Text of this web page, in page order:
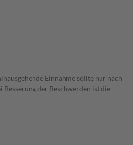
Einnahme sollte nur nach
der Beschwerden ist die